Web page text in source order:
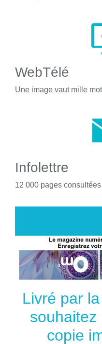
WebTélé
Une image vaut mille
Infolettre
12 000 pages consultées
Livré par
souhaitez
copie